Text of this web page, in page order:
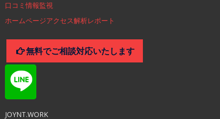
口コミ情報監視
ホームページアクセス解析レポート
無料でご相談対応いたします
JOYNT.WORK